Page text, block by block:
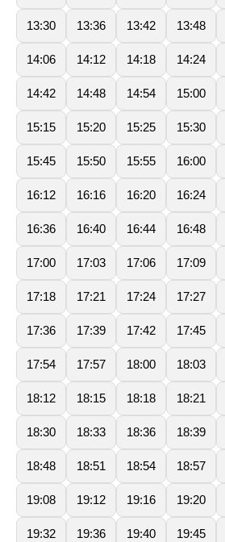
13:30 13:36 13:42 13:48
14:06 14:12 14:18 14:24
14:42 14:48 14:54 15:00
15:15 15:20 15:25 15:30
15:45 15:50 15:55 16:00
16:12 16:16 16:20 16:24
16:36 16:40 16:44 16:48
17:00 17:03 17:06 17:09
17:18 17:21 17:24 17:27
17:36 17:39 17:42 17:45
17:54 17:57 18:00 18:03
18:12 18:15 18:18 18:21
18:30 18:33 18:36 18:39
18:48 18:51 18:54 18:57
19:08 19:12 19:16 19:20
19:32 19:36 19:40 19:45